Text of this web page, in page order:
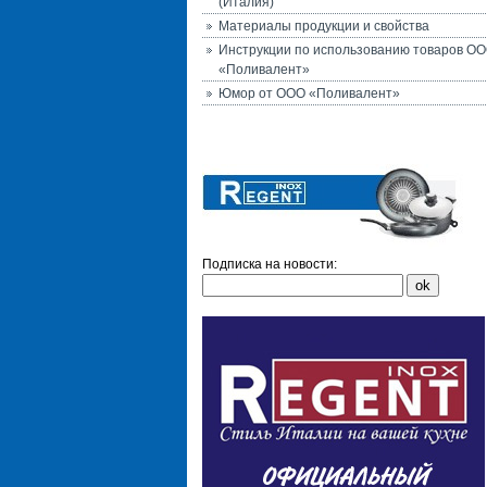
Материалы продукции и свойства
Инструкции по использованию товаров
«Поливалент»
Юмор от ООО «Поливалент»
Подписка на новости: